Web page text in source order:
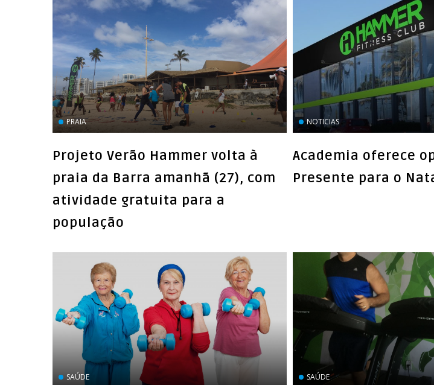
PRAIA
Projeto Verão Hammer volta à
praia da Barra amanhã (27), com
atividade gratuita para a
população
NOTICIAS
Academia oferece
Presente para o
SAÚDE SAÚDE